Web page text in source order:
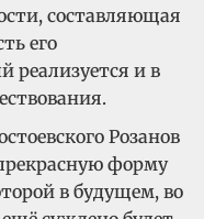
составляющая
его
реализуется и в
Розанов
форму
в будущем, во